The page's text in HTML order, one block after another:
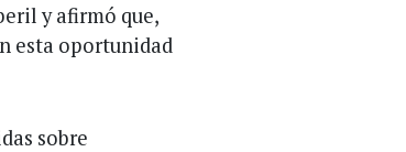
y afirmó que,
esta oportunidad
sobre